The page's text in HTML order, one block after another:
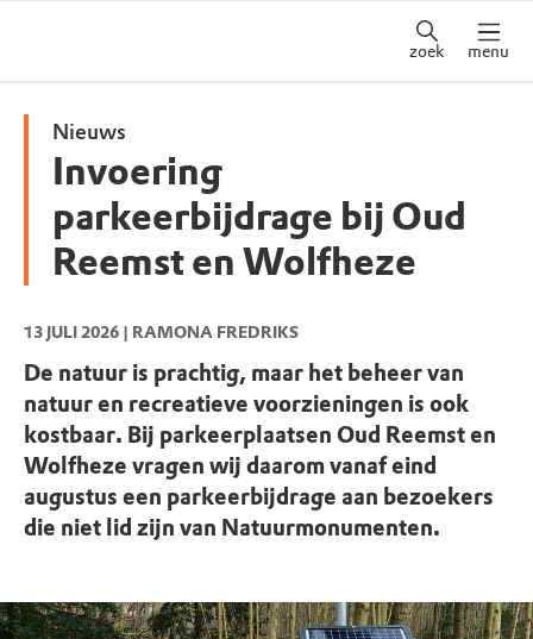
zoek menu
Nieuws
Invoering
parkeerbijdrage bij Oud
Reemst en Wolfheze
13 JULI 2026 | RAMONA FREDRIKS
De natuur is prachtig, maar het beheer van
natuur en recreatieve voorzieningen is ook
kostbaar. Bij parkeerplaatsen Oud Reemst en
Wolfheze vragen wij daarom vanaf eind
augustus een parkeerbijdrage aan bezoekers
die niet lid zijn van Natuurmonumenten.